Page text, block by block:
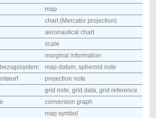
map
chart (Mercator projection)
aeronautical chart
scale
marginal information
map datum, spheroid note
projection note
grid note, grid data, grid reference
conversion graph
map symbol